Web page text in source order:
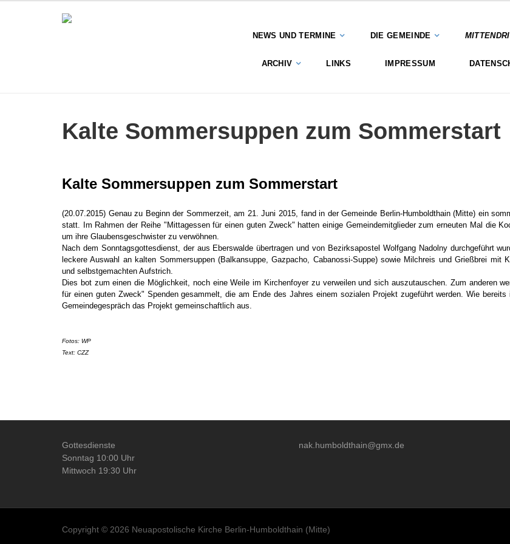
NEWS UND TERMINE DIE GEMEINDE
ARCHIV LINKS IMPRESSUM
Kalte Sommersuppen zum Sommerstart
Kalte Sommersuppen zum Sommerstart
(20.07.2015) Genau zu Beginn der Sommerzeit, am 21. Juni 2015, fand in der Gemeinde Berlin-Humboldthain (Mitte) ein
statt. Im Rahmen der Reihe "Mittagessen für einen guten Zweck" hatten einige Gemeindemitglieder zum erneuten Mal die
um ihre Glaubensgeschwister zu verwöhnen.
Nach dem Sonntagsgottesdienst, der aus Eberswalde übertragen und von Bezirksapostel Wolfgang Nadolny durchgeführt
leckere Auswahl an kalten Sommersuppen (Balkansuppe, Gazpacho, Cabanossi-Suppe) sowie Milchreis und Grießbrei mit
und selbstgemachten Aufstrich.
Dies bot zum einen die Möglichkeit, noch eine Weile im Kirchenfoyer zu verweilen und sich auszutauschen. Zum anderen
für einen guten Zweck" Spenden gesammelt, die am Ende des Jahres einem sozialen Projekt zugeführt werden. Wie
Gemeindegespräch das Projekt gemeinschaftlich aus.
Fotos: WP
Text: CZZ
Gottesdienste
Sonntag 10:00 Uhr
Mittwoch 19:30 Uhr
nak.humboldthain@gmx.de
Copyright © 2026 Neuapostolische Kirche Berlin-Humboldthain (Mitte)